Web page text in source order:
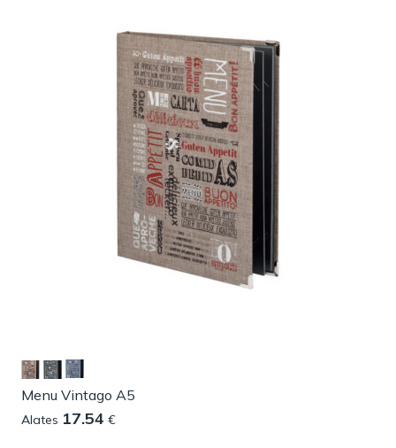
Menu Vintago A5
Alates 17.54 €